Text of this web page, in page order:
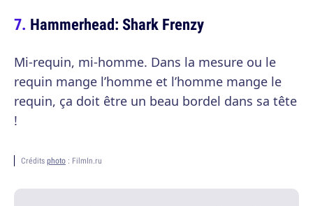
Hammerhead: Shark Frenzy
Mi-requin, mi-homme. Dans la mesure ou le
requin mange l’homme et l’homme mange le
requin, ça doit être un beau bordel dans sa tête
!
Crédits photo : FilmIn.ru